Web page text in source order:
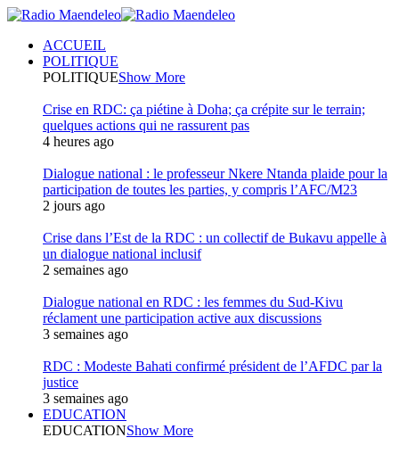
ACCUEIL
POLITIQUE
POLITIQUEShow More
Crise en RDC: ça piétine à Doha; ça crépite sur le terrain;
quelques actions qui ne rassurent pas
4 heures ago
Dialogue national : le professeur Nkere Ntanda plaide pour la
participation de toutes les parties, y compris l’AFC/M23
2 jours ago
Crise dans l’Est de la RDC : un collectif de Bukavu appelle à
un dialogue national inclusif
2 semaines ago
Dialogue national en RDC : les femmes du Sud-Kivu
réclament une participation active aux discussions
3 semaines ago
RDC : Modeste Bahati confirmé président de l’AFDC par la
justice
3 semaines ago
EDUCATION
EDUCATIONShow More